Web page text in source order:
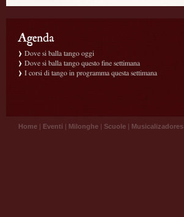
Dove si balla tango oggi
Dove si balla tango questo fine settimana
I corsi di tango in programma questa settimana
Home | Eventi | Milonghe | Scuole | Musicalizadores